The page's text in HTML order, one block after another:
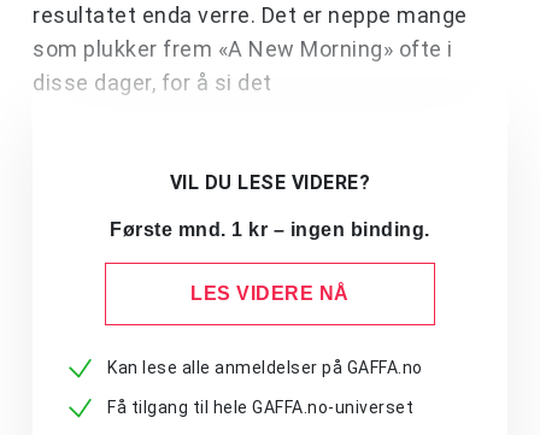
resultatet enda verre. Det er neppe mange
som plukker frem «A New Morning» ofte i
disse dager, for å si det
VIL DU LESE VIDERE?
Første mnd. 1 kr – ingen binding.
LES VIDERE NÅ
Kan lese alle anmeldelser på GAFFA.no
Få tilgang til hele GAFFA.no-universet